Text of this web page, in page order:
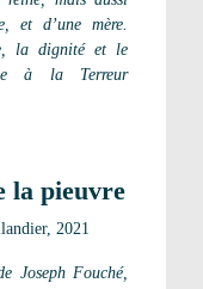
et d’une mère.
la dignité et le
à la Terreur
la pieuvre
2021
Joseph Fouché,